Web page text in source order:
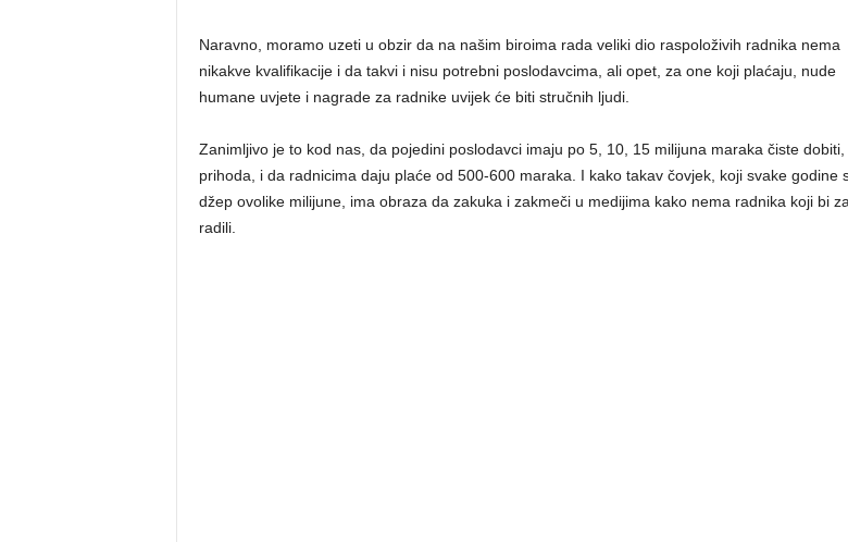
Naravno, moramo uzeti u obzir da na našim biroima rada veliki dio raspoloživih radnika nema
nikakve kvalifikacije i da takvi i nisu potrebni poslodavcima, ali opet, za one koji plaćaju, nude
humane uvjete i nagrade za radnike uvijek će biti stručnih ljudi.
Zanimljivo je to kod nas, da pojedini poslodavci imaju po 5, 10, 15 milijuna maraka čiste dobiti,
prihoda, i da radnicima daju plaće od 500-600 maraka. I kako takav čovjek, koji svake godine
džep ovolike milijune, ima obraza da zakuka i zakmeči u medijima kako nema radnika koji bi
radili.